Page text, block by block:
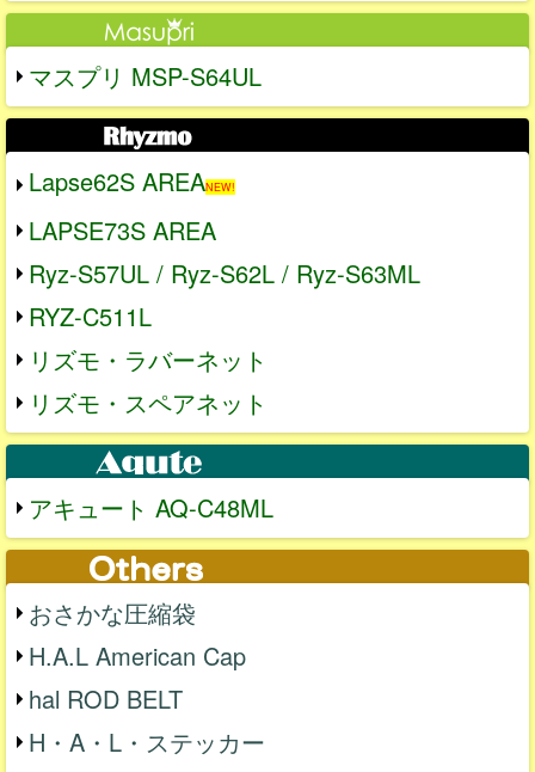
マスプリ MSP-S64UL
Lapse62S AREANEW!
LAPSE73S AREA
Ryz-S57UL / Ryz-S62L / Ryz-S63ML
RYZ-C511L
リズモ・ラバーネット
リズモ・スペアネット
アキュート AQ-C48ML
おさかな圧縮袋
H.A.L American Cap
hal ROD BELT
H・A・L・ステッカー